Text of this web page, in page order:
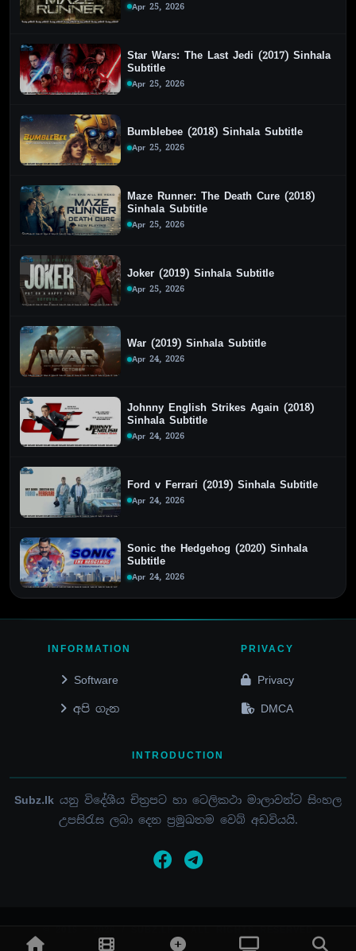
Apr 25, 2026
Star Wars: The Last Jedi (2017) Sinhala
Subtitle
Apr 25, 2026
Bumblebee (2018) Sinhala Subtitle
Apr 25, 2026
Maze Runner: The Death Cure (2018)
Sinhala Subtitle
Apr 25, 2026
Joker (2019) Sinhala Subtitle
Apr 25, 2026
War (2019) Sinhala Subtitle
Apr 24, 2026
Johnny English Strikes Again (2018)
Sinhala Subtitle
Apr 24, 2026
Ford v Ferrari (2019) Sinhala Subtitle
Apr 24, 2026
Sonic the Hedgehog (2020) Sinhala
Subtitle
Apr 24, 2026
INFORMATION
Software
අපි ගැන
PRIVACY
Privacy
DMCA
INTRODUCTION
Subz.lk යනු විදේශීය චිත්‍රපට හා ටෙලිකථා මාලාවන්ට සිංහල
උපසිරැස ලබා දෙන ප්‍රමුඛතම වෙබ් අඩවියයි.